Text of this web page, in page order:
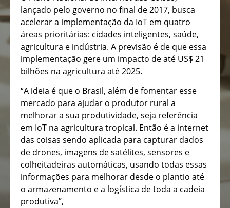
lançado pelo governo no final de 2017, busca
acelerar a implementação da IoT em quatro
áreas prioritárias: cidades inteligentes, saúde,
agricultura e indústria. A previsão é de que essa
implementação gere um impacto de até US$ 21
bilhões na agricultura até 2025.
“A ideia é que o Brasil, além de fomentar esse
mercado para ajudar o produtor rural a
melhorar a sua produtividade, seja referência
em IoT na agricultura tropical. Então é a internet
das coisas sendo aplicada para capturar dados
de drones, imagens de satélites, sensores e
colheitadeiras automáticas, usando todas essas
informações para melhorar desde o plantio até
o armazenamento e a logística de toda a cadeia
produtiva”,